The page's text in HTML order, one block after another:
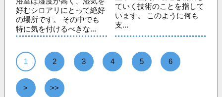
好むシロアリにとって絶好
の場所です。 その中でも
特に気を付けるべきな...
ていく技術のことを指して
います。 このように何も
支...
1 2 3 4 5 6
> >>